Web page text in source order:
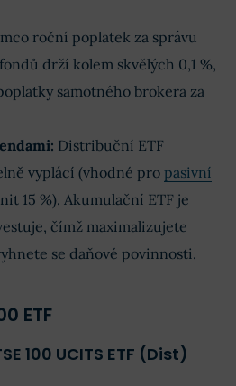
roční poplatek za správu
drží kolem skvělých 0,1 %,
samotného brokera za
Distribuční ETF
vyplácí (vhodné pro pasivní
15 %). Akumulační ETF je
čímž maximalizujete
se daňové povinnosti.
ETF
100 UCITS ETF (Dist)